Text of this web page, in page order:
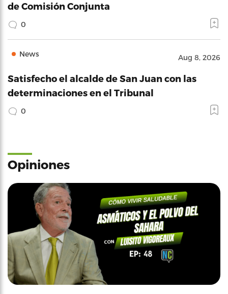
de Comisión Conjunta
0
News Aug 8, 2026
Satisfecho el alcalde de San Juan con las
determinaciones en el Tribunal
0
Opiniones